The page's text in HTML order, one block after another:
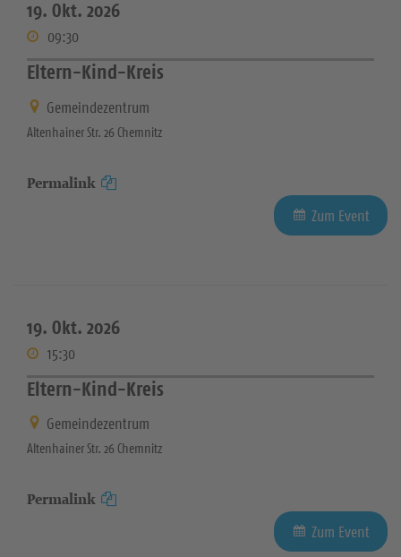
19. Okt. 2026
09:30
Eltern-Kind-Kreis
Gemeindezentrum
Altenhainer Str. 26 Chemnitz
Permalink
Zum Event
19. Okt. 2026
15:30
Eltern-Kind-Kreis
Gemeindezentrum
Altenhainer Str. 26 Chemnitz
Permalink
Zum Event